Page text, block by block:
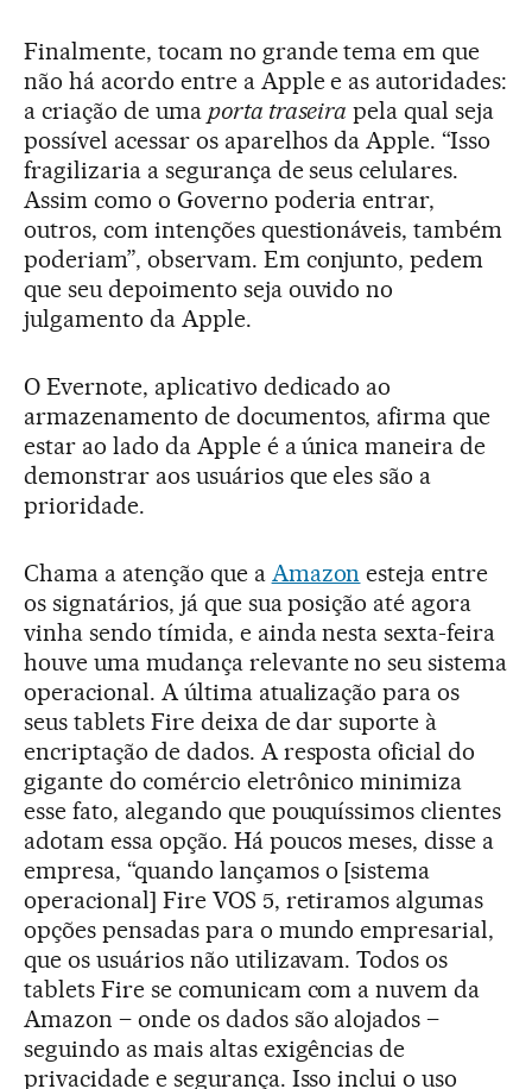
Finalmente, tocam no grande tema em que
não há acordo entre a Apple e as autoridades:
a criação de uma porta traseira pela qual seja
possível acessar os aparelhos da Apple. “Isso
fragilizaria a segurança de seus celulares.
Assim como o Governo poderia entrar,
outros, com intenções questionáveis, também
poderiam”, observam. Em conjunto, pedem
que seu depoimento seja ouvido no
julgamento da Apple.
O Evernote, aplicativo dedicado ao
armazenamento de documentos, afirma que
estar ao lado da Apple é a única maneira de
demonstrar aos usuários que eles são a
prioridade.
Chama a atenção que a Amazon esteja entre
os signatários, já que sua posição até agora
vinha sendo tímida, e ainda nesta sexta-feira
houve uma mudança relevante no seu sistema
operacional. A última atualização para os
seus tablets Fire deixa de dar suporte à
encriptação de dados. A resposta oficial do
gigante do comércio eletrônico minimiza
esse fato, alegando que pouquíssimos clientes
adotam essa opção. Há poucos meses, disse a
empresa, “quando lançamos o [sistema
operacional] Fire VOS 5, retiramos algumas
opções pensadas para o mundo empresarial,
que os usuários não utilizavam. Todos os
tablets Fire se comunicam com a nuvem da
Amazon – onde os dados são alojados –
seguindo as mais altas exigências de
privacidade e segurança. Isso inclui o uso